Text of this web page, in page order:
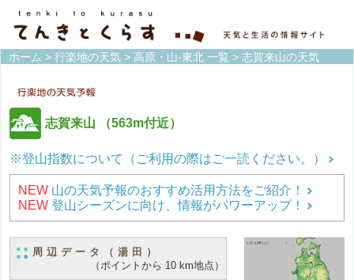
ホーム > 行楽地の天気 > 高原・山-東北 一覧 > 志賀来山の天気
志賀来山 （563m付近）
※登山指数について（ご利用の際はご一読ください。）
NEW 山の天気予報のおすすめ活用方法をご紹介！
NEW 登山シーズンに向け、情報がパワーアップ！
周辺データ（湯田）
（ポイントから 10 km地点）